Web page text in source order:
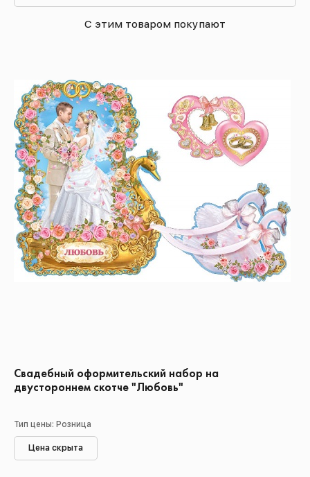
С этим товаром покупают
Свадебный оформительский набор на
двустороннем скотче "Любовь"
Тип цены: Розница
Цена скрыта